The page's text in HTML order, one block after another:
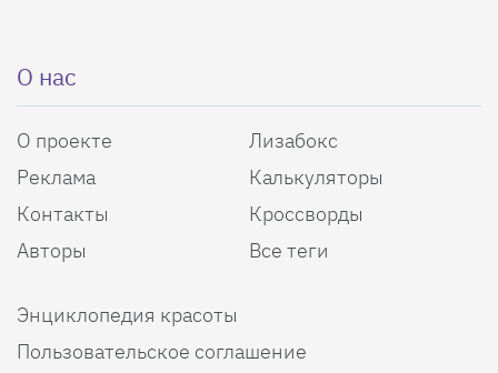
О нас
О проекте
Реклама
Контакты
Авторы
Лизабокс
Калькуляторы
Кроссворды
Все теги
Энциклопедия красоты
Пользовательское соглашение